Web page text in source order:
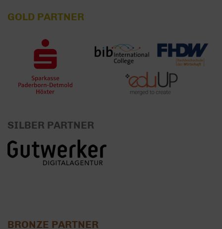
GOLD PARTNER
SILBER PARTNER
BRONZE PARTNER